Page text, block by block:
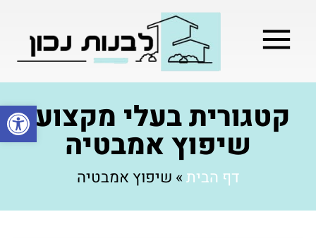
פתחקטגורית בעלי מקצוע:
שיפוץ אמבטיה
דף הבית» שיפוץ אמבטיה